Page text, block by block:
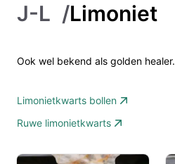
J-L /Limoniet
Ook wel bekend als golden healer.
Limonietkwarts bollen
Ruwe limonietkwarts